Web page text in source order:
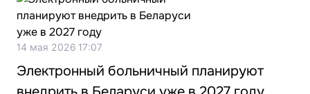
14 мая 2026 17:07
Электронный больничный планируют